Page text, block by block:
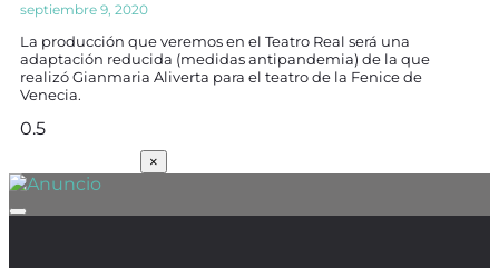
septiembre 9, 2020
La producción que veremos en el Teatro Real será una
adaptación reducida (medidas antipandemia) de la que
realizó Gianmaria Aliverta para el teatro de la Fenice de
Venecia.
×